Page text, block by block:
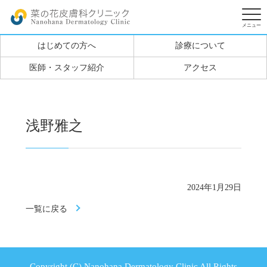
はじめての方へ 診療について
医師・スタッフ紹介 アクセス
浅野雅之
2024年1月29日
一覧に戻る